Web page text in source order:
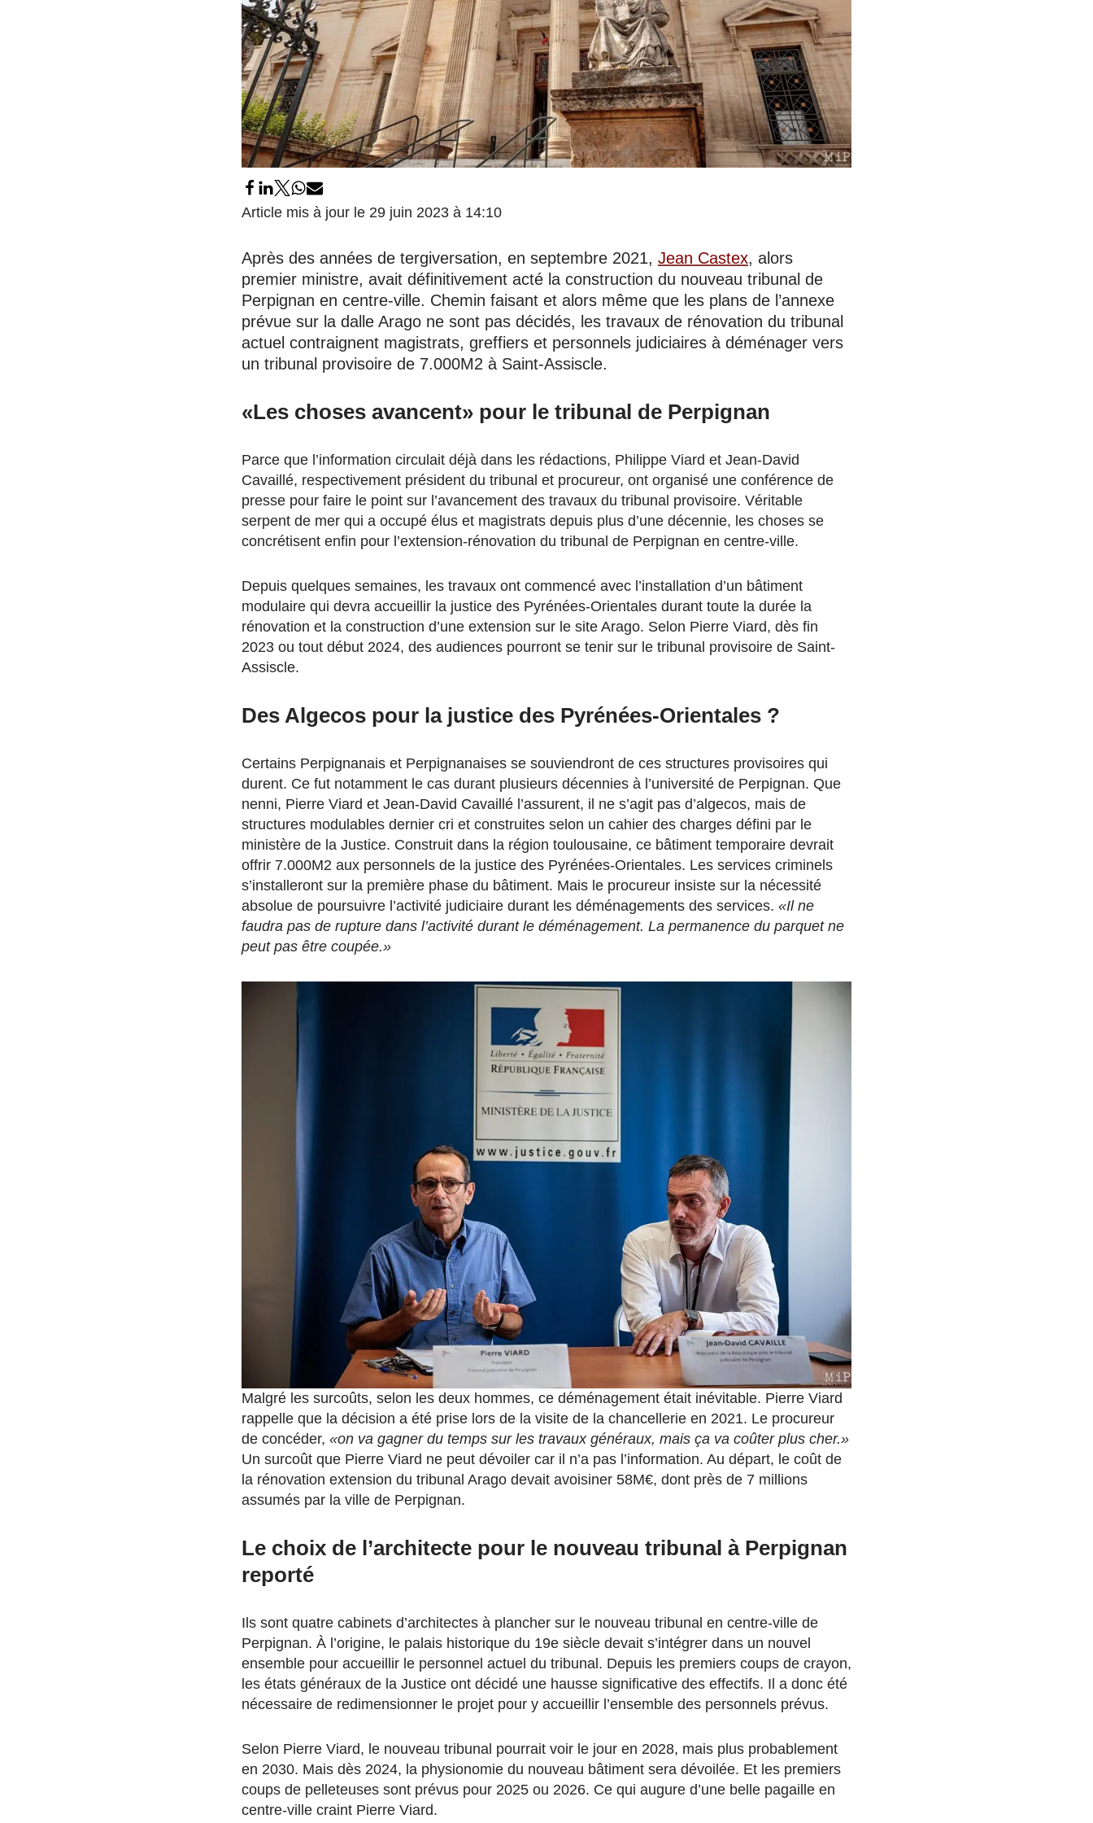
Article mis à jour le 29 juin 2023 à 14:10
Après des années de tergiversation, en septembre 2021, Jean Castex, alors
premier ministre, avait définitivement acté la construction du nouveau tribunal de
Perpignan en centre-ville. Chemin faisant et alors même que les plans de l’annexe
prévue sur la dalle Arago ne sont pas décidés, les travaux de rénovation du tribunal
actuel contraignent magistrats, greffiers et personnels judiciaires à déménager vers
un tribunal provisoire de 7.000M2 à Saint-Assiscle.
«Les choses avancent» pour le tribunal de Perpignan
Parce que l’information circulait déjà dans les rédactions, Philippe Viard et Jean-David
Cavaillé, respectivement président du tribunal et procureur, ont organisé une conférence de
presse pour faire le point sur l’avancement des travaux du tribunal provisoire. Véritable
serpent de mer qui a occupé élus et magistrats depuis plus d’une décennie, les choses se
concrétisent enfin pour l’extension-rénovation du tribunal de Perpignan en centre-ville.
Depuis quelques semaines, les travaux ont commencé avec l’installation d’un bâtiment
modulaire qui devra accueillir la justice des Pyrénées-Orientales durant toute la durée la
rénovation et la construction d’une extension sur le site Arago. Selon Pierre Viard, dès fin
2023 ou tout début 2024, des audiences pourront se tenir sur le tribunal provisoire de Saint-
Assiscle.
Des Algecos pour la justice des Pyrénées-Orientales ?
Certains Perpignanais et Perpignanaises se souviendront de ces structures provisoires qui
durent. Ce fut notamment le cas durant plusieurs décennies à l’université de Perpignan. Que
nenni, Pierre Viard et Jean-David Cavaillé l’assurent, il ne s’agit pas d’algecos, mais de
structures modulables dernier cri et construites selon un cahier des charges défini par le
ministère de la Justice. Construit dans la région toulousaine, ce bâtiment temporaire devrait
offrir 7.000M2 aux personnels de la justice des Pyrénées-Orientales. Les services criminels
s’installeront sur la première phase du bâtiment. Mais le procureur insiste sur la nécessité
absolue de poursuivre l’activité judiciaire durant les déménagements des services. «Il ne
faudra pas de rupture dans l’activité durant le déménagement. La permanence du parquet ne
peut pas être coupée.»
Malgré les surcoûts, selon les deux hommes, ce déménagement était inévitable. Pierre Viard
rappelle que la décision a été prise lors de la visite de la chancellerie en 2021. Le procureur
de concéder, «on va gagner du temps sur les travaux généraux, mais ça va coûter plus cher.»
Un surcoût que Pierre Viard ne peut dévoiler car il n’a pas l’information. Au départ, le coût de
la rénovation extension du tribunal Arago devait avoisiner 58M€, dont près de 7 millions
assumés par la ville de Perpignan.
Le choix de l’architecte pour le nouveau tribunal à Perpignan
reporté
Ils sont quatre cabinets d’architectes à plancher sur le nouveau tribunal en centre-ville de
Perpignan. À l’origine, le palais historique du 19e siècle devait s’intégrer dans un nouvel
ensemble pour accueillir le personnel actuel du tribunal. Depuis les premiers coups de crayon,
les états généraux de la Justice ont décidé une hausse significative des effectifs. Il a donc été
nécessaire de redimensionner le projet pour y accueillir l’ensemble des personnels prévus.
Selon Pierre Viard, le nouveau tribunal pourrait voir le jour en 2028, mais plus probablement
en 2030. Mais dès 2024, la physionomie du nouveau bâtiment sera dévoilée. Et les premiers
coups de pelleteuses sont prévus pour 2025 ou 2026. Ce qui augure d’une belle pagaille en
centre-ville craint Pierre Viard.